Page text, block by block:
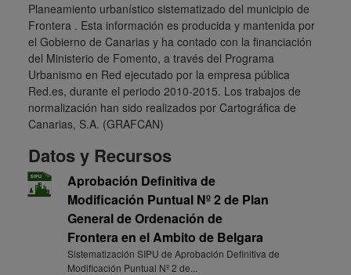
Planeamiento urbanístico sistematizado del municipio de
Frontera . Esta información es producida y mantenida por
el Gobierno de Canarias y ha contado con la financiación
del Ministerio de Fomento, a través del Programa
Urbanismo en Red ejecutado por la empresa pública
Red.es, durante el periodo 2010-2015. Los trabajos de
normalización han sido realizados por Cartográfica de
Canarias, S.A. (GRAFCAN)
Datos y Recursos
Aprobación Definitiva de
Modificación Puntual Nº 2 de Plan
General de Ordenación de
Frontera en el Ambito de Belgara
Sistematización SIPU de Aprobación Definitiva de
Modificación Puntual Nº 2 de...